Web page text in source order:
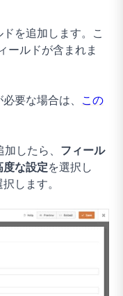
を追加します。こ
ールドが含まれま
要な場合は、 この
したら、 フィール
度な設定を選択し
します。